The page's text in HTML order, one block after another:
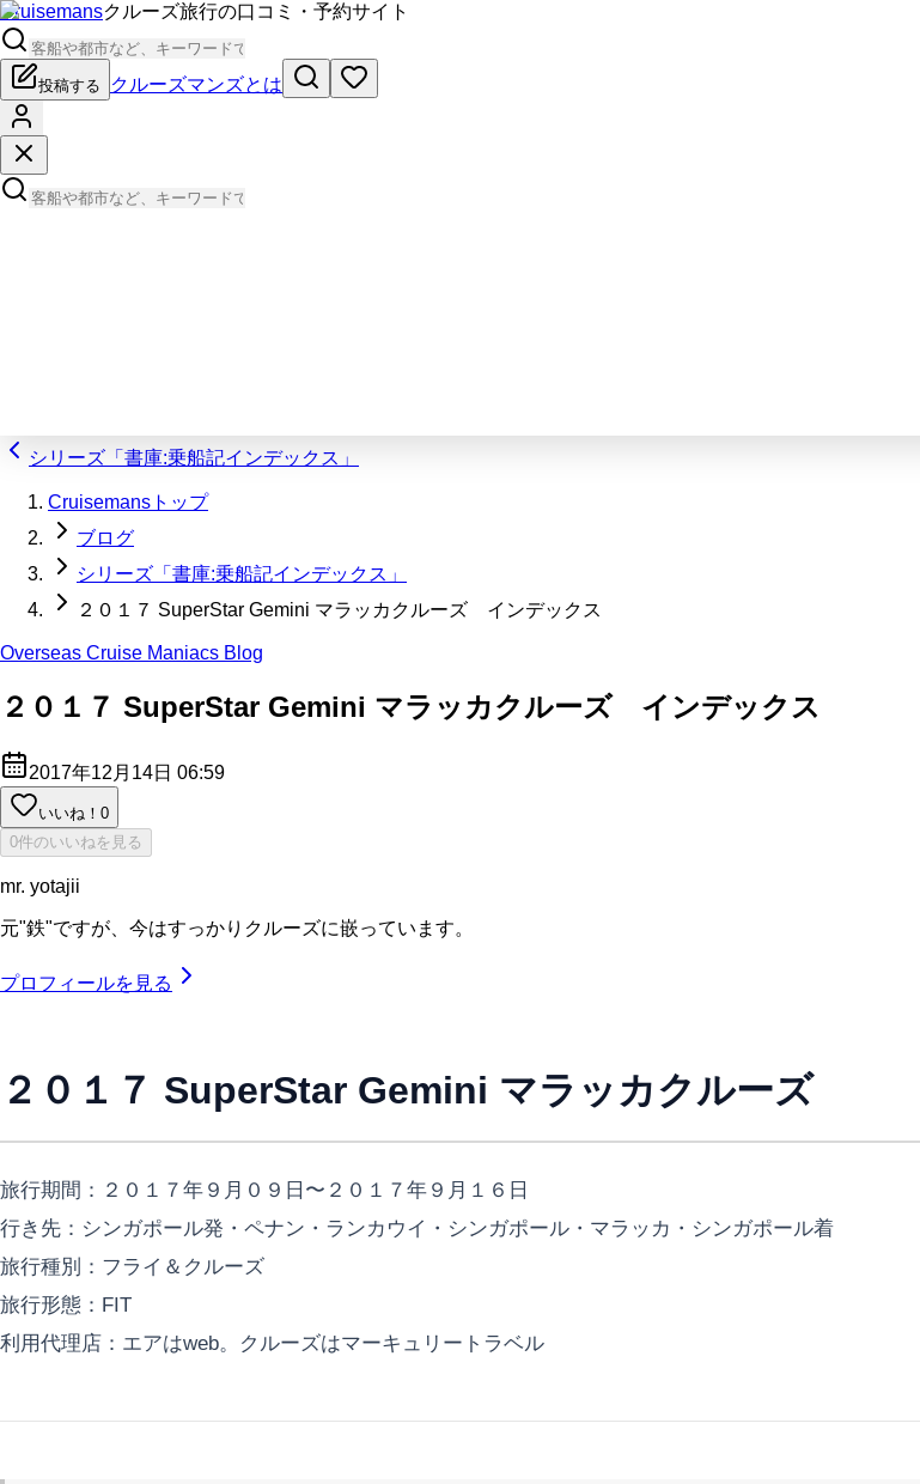
Cruisemansクルーズ旅行の口コミ・予約サイト
投稿する クルーズマンズとは
シリーズ「書庫:乗船記インデックス」
Cruisemansトップ
ブログ
シリーズ「書庫:乗船記インデックス」
２０１７ SuperStar Gemini マラッカクルーズ インデックス
Overseas Cruise Maniacs Blog
２０１７ SuperStar Gemini マラッカクルーズ インデックス
2017年12月14日 06:59
いいね！ 0
0件のいいねを見る
mr. yotajii
元"鉄"ですが、今はすっかりクルーズに嵌っています。
プロフィールを見る
２０１７ SuperStar Gemini マラッカクルーズ
旅行期間：２０１７年９月０９日〜２０１７年９月１６日
行き先：シンガポール発・ペナン・ランカウイ・シンガポール・マラッカ・シンガポール着
旅行種別：フライ＆クルーズ
旅行形態：FIT
利用代理店：エアはweb。クルーズはマーキュリートラベル